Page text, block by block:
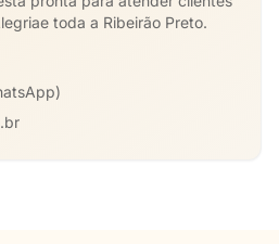
toda a Ribeirão Preto.